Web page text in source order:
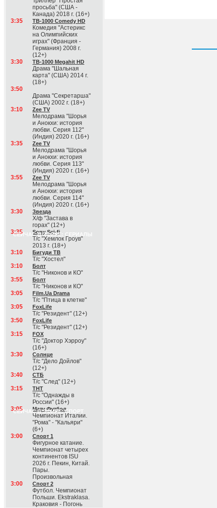
просьба" (США -
Канада) 2018 г. (16+)
3:35
ТВ-1000 Comedy HD
Комедия "Астерикс
на Олимпийских
играх" (Франция -
Германия) 2008 г.
(12+)
3:30
ТВ-1000 Megahit HD
Драма "Шальная
карта" (США) 2014 г.
(18+)
3:50
Драма "Секретарша"
(США) 2002 г. (18+)
3:10
Zee TV
Мелодрама "Шорья
и Анокхи: история
любви. Серия 112"
(Индия) 2020 г. (16+)
3:35
Zee TV
Мелодрама "Шорья
и Анокхи: история
любви. Серия 113"
(Индия) 2020 г. (16+)
3:55
Zee TV
Мелодрама "Шорья
и Анокхи: история
любви. Серия 114"
(Индия) 2020 г. (16+)
3:30
Звезда
Х/ф "Застава в
горах" (12+)
СЕЙЧАС В ЭФИРЕ: СЕРИАЛЫ
3:35 Sony Sci-fi
Т/с "Хемлок Гроув"
2013 г. (18+)
3:10
Бигуди ТВ
Т/с "Хостел"
3:10
Болт
Т/с "Никонов и КО"
3:55
Болт
Т/с "Никонов и КО"
3:05
Film.Ua Drama
Т/с "Птица в клетке"
3:05
FoxLife
Т/с "Резидент" (12+)
3:50
FoxLife
Т/с "Резидент" (12+)
3:15
FOX
Т/с "Доктор Хэрроу"
(16+)
3:30
Солнце
Т/с "Дело Дойлов"
(12+)
3:40
СТБ
Т/с "След" (12+)
3:15
ТНТ
Т/с "Однажды в
России" (16+)
СЕЙЧАС В ЭФИРЕ: СПОРТ
3:05 Матч Футбол
Чемпионат Италии.
"Рома" - "Кальяри"
(6+)
3:00
Спорт 1
Фигурное катание.
Чемпионат четырех
континентов ISU
2026 г. Пекин, Китай.
Пары.
Произвольная
3:00
Спорт 2
Футбол. Чемпионат
Польши. Ekstraklasa.
Краковия - Погонь